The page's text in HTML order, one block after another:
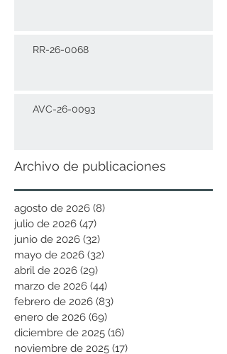
RR-26-0068
AVC-26-0093
Archivo de publicaciones
agosto de 2026 (8)
julio de 2026 (47)
junio de 2026 (32)
mayo de 2026 (32)
abril de 2026 (29)
marzo de 2026 (44)
febrero de 2026 (83)
enero de 2026 (69)
diciembre de 2025 (16)
noviembre de 2025 (17)